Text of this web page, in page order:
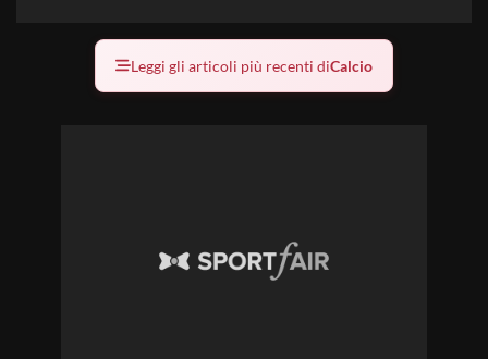
Leggi gli articoli più recenti diCalcio